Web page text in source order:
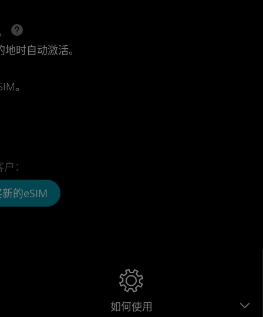
时自动激活。
。
：
的eSIM
如何使用